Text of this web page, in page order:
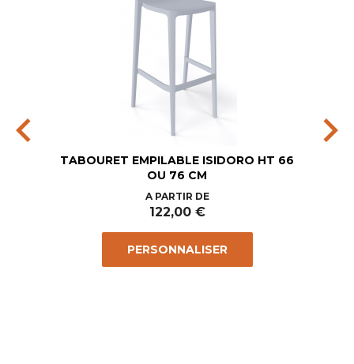
chevron_left
TABOURET EMPILABLE ISIDORO HT 66
OU 76 CM
Prix
A PARTIR DE
122,00 €
PERSONNALISER
chevron_right